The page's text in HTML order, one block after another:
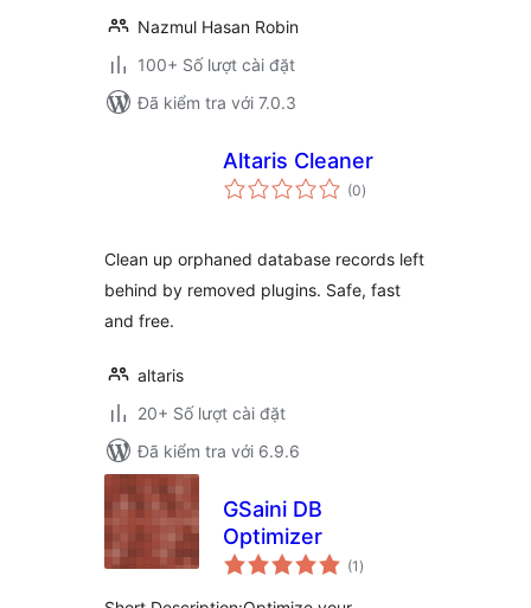
Nazmul Hasan Robin
100+ Số lượt cài đặt
Đã kiểm tra với 7.0.3
Altaris Cleaner
(0tổng
đánh
)
Clean up orphaned database records left
behind by removed plugins. Safe, fast
and free.
altaris
20+ Số lượt cài đặt
Đã kiểm tra với 6.9.6
GSaini DB
Optimizer
(1 tổng
đánh
)